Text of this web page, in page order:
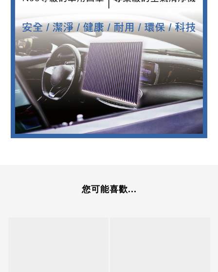
您可能喜歡...